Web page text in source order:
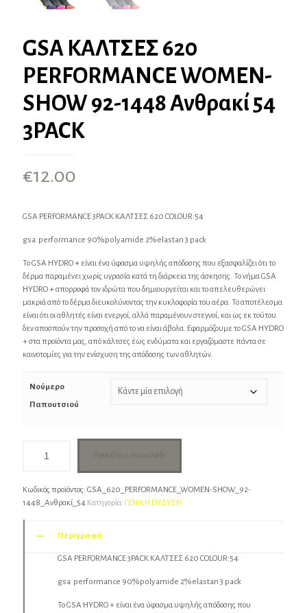
GSA ΚΑΛΤΣΕΣ 620
PERFORMANCE WOMEN-
SHOW 92-1448 Ανθρακί 54
3PACK
€12.00
GSA PERFORMANCE 3PACK ΚΑΛΤΣΕΣ 620 COLOUR:54
gsa performance 90%polyamide 2%elastan 3 pack
Το GSA HYDRO + είναι ένα ύφασμα υψηλής απόδοσης που εξασφαλίζει ότι το
δέρμα παραμένει χωρίς υγρασία κατά τη διάρκεια της άσκησης. Το νήμα GSA
HYDRO + απορροφά τον ιδρώτα που δημιουργείται και το απελευθερώνει
μακριά από το δέρμα διευκολύνοντας την κυκλοφορία του αέρα. Το αποτέλεσμα
είναι ότι οι αθλητές είναι ενεργοί, αλλά παραμένουν στεγνοί, και ως εκ τούτου
δεν αποσπούν την προσοχή από το να είναι άβολα. Εφαρμόζουμε το GSA HYDRO
+ στα προϊόντα μας, από κάλτσες έως ενδύματα και εργαζόμαστε πάντα σε
καινοτομίες για την ενίσχυση της απόδοσης των αθλητών.
Νούμερο
Παπουτσιού
Προσθήκη στο καλάθι
Κωδικός προϊόντος: GSA_620_PERFORMANCE_WOMEN-SHOW_92-
1448_Ανθρακί_54 Κατηγορία: ΓΕΝΙΚΗ ΕΝΔΥΣΗ
Περιγραφή
GSA PERFORMANCE 3PACK ΚΑΛΤΣΕΣ 620 COLOUR:54
gsa performance 90%polyamide 2%elastan 3 pack
Το GSA HYDRO + είναι ένα ύφασμα υψηλής απόδοσης που